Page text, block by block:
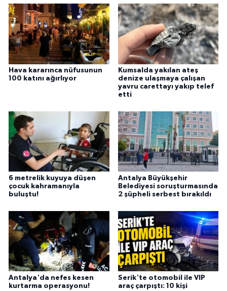
Hava kararınca nüfusunun
100 katını ağırlıyor
Kumsalda yakılan ateş
denize ulaşmaya çalışan
yavru carettayı yakıp telef
etti
6 metrelik kuyuya düşen
çocuk kahramanıyla
buluştu!
Antalya Büyükşehir
Belediyesi soruşturmasında
2 şüpheli serbest bırakıldı
Antalya'da nefes kesen
kurtarma operasyonu!
Serik'te otomobil ile VIP
araç çarpıştı: 10 kişi